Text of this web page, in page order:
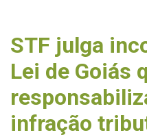
STF julga
Lei de Goiás
infração